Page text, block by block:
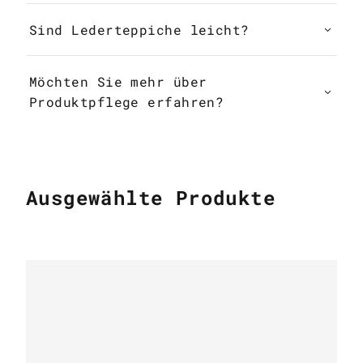
Sind Lederteppiche leicht?
Möchten Sie mehr über
Produktpflege erfahren?
Ausgewählte Produkte